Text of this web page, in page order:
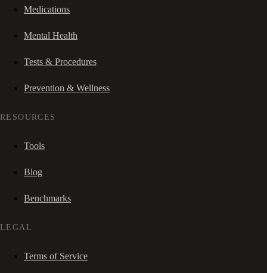
Medications
Mental Health
Tests & Procedures
Prevention & Wellness
RESOURCES
Tools
Blog
Benchmarks
LEGAL
Terms of Service